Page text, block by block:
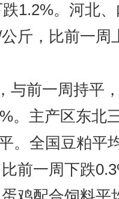
1.2%。河北
斤，比前一周
前一周持平，
。主产区东北
。全国豆粕平
前一周下跌